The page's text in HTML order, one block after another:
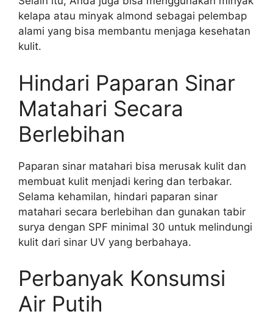
kelapa atau minyak almond sebagai pelembap
alami yang bisa membantu menjaga kesehatan
kulit.
Hindari Paparan Sinar
Matahari Secara
Berlebihan
Paparan sinar matahari bisa merusak kulit dan
membuat kulit menjadi kering dan terbakar.
Selama kehamilan, hindari paparan sinar
matahari secara berlebihan dan gunakan tabir
surya dengan SPF minimal 30 untuk melindungi
kulit dari sinar UV yang berbahaya.
Perbanyak Konsumsi
Air Putih